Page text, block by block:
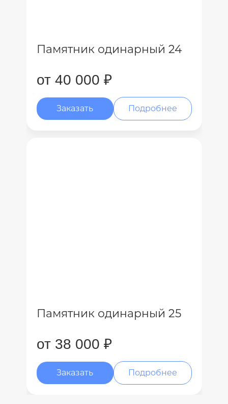
Памятник одинарный 24
от 40 000 ₽
Заказать Подробнее
Памятник одинарный 25
от 38 000 ₽
Заказать Подробнее